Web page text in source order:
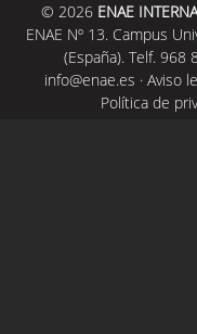
© 2026 ENAE
ENAE Nº 13. Campus
(España). Telf. 968
info@enae.es · Aviso
Política de